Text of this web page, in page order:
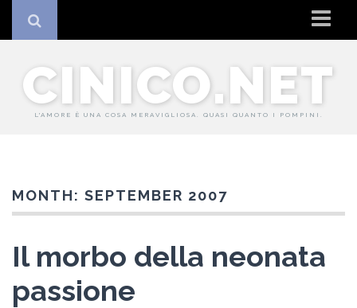
Io
Il sito
CINICO.NET
L'AMORE È UNA COSA MERAVIGLIOSA. QUASI QUANTO I POMPINI.
MONTH: SEPTEMBER 2007
Il morbo della neonata
passione